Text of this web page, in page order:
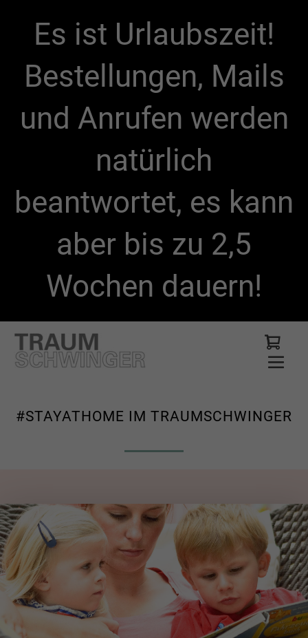
Es ist Urlaubszeit!
Bestellungen, Mails
und Anrufen werden
natürlich
beantwortet, es kann
aber bis zu 2,5
Wochen dauern!
#STAYATHOME IM TRAUMSCHWINGER